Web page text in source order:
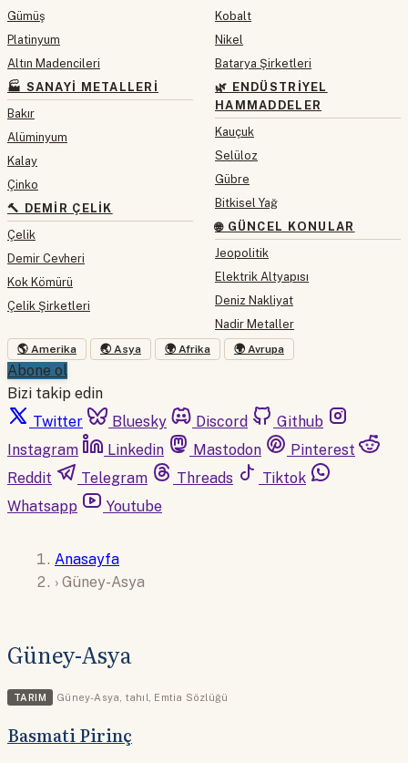
Gümüş
Platinyum
Altın Madencileri
🏭 SANAYI METALLERI
Bakır
Alüminyum
Kalay
Çinko
🔨 DEMIR ÇELIK
Çelik
Demir Cevheri
Kok Kömürü
Çelik Şirketleri
Kobalt
Nikel
Batarya Şirketleri
🌿 ENDÜSTRIYEL
HAMMADDELER
Kauçuk
Selüloz
Gübre
Bitkisel Yağ
🌐 GÜNCEL KONULAR
Jeopolitik
Elektrik Altyapısı
Deniz Nakliyat
Nadir Metaller
🌎 Amerika 🌏 Asya 🌍 Afrika 🌍 Avrupa
Abone ol
Bizi takip edin
Twitter
Bluesky Discord
Github
Instagram
Linkedin Mastodon
Pinterest
Reddit
Telegram Threads
Tiktok
Whatsapp
Youtube
Anasayfa
› Güney-Asya
Güney-Asya
TARIM Güney-Asya, tahıl, Emtia Sözlüğü
Basmati Pirinç